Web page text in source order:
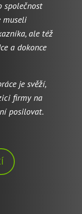
společnost
museli
ale též
a dokonce
je svěží,
firmy na
posilovat.